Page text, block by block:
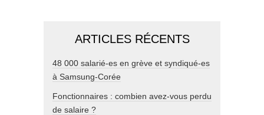
ARTICLES RÉCENTS
48 000 salarié-es en grève et syndiqué-es
à Samsung-Corée
Fonctionnaires : combien avez-vous perdu
de salaire ?